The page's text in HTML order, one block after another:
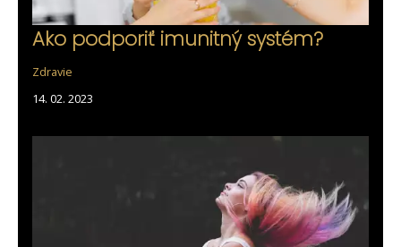
Ako podporiť imunitný systém?
Zdravie
14. 02. 2023